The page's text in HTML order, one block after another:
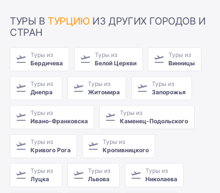
ТУРЫ В ТУРЦИЮ ИЗ ДРУГИХ ГОРОДОВ И
СТРАН
Туры из
Бердичева
Туры из
Белой Церкви
Туры из
Винницы
Туры из
Днепра
Туры из
Житомира
Туры из
Запорожья
Туры из
Ивано-Франковска
Туры из
Каменец-Подольского
Туры из
Кривого Рога
Туры из
Кропивницкого
Туры из
Луцка
Туры из
Львова
Туры из
Николаева